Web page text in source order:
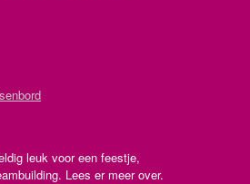
leuk voor een feestje,
Lees er meer over.